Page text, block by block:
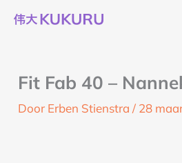
naar
Fit Fab 40 –
Door Erben Stienstra/ 28